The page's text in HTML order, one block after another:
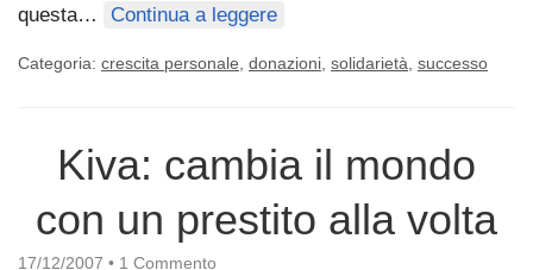
questa…
Continua a leggere
Categoria: crescita personale donazioni solidarietà successo
Kiva: cambia il mondo
con un prestito alla volta
17/12/2007 • 1 Commento